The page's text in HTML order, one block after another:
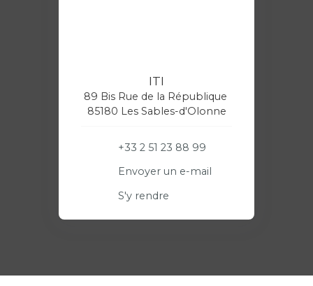
ITI
89 Bis Rue de la République
85180 Les Sables-d'Olonne
+33 2 51 23 88 99
Envoyer un e-mail
S'y rendre